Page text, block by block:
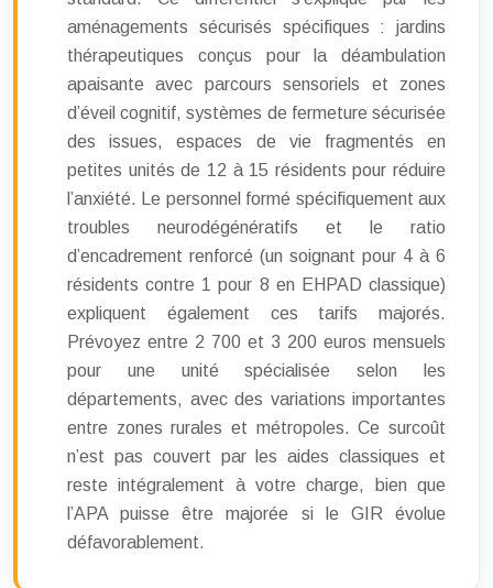
aménagements sécurisés spécifiques : jardins
thérapeutiques conçus pour la déambulation
apaisante avec parcours sensoriels et zones
d’éveil cognitif, systèmes de fermeture sécurisée
des issues, espaces de vie fragmentés en
petites unités de 12 à 15 résidents pour réduire
l’anxiété. Le personnel formé spécifiquement aux
troubles neurodégénératifs et le ratio
d’encadrement renforcé (un soignant pour 4 à 6
résidents contre 1 pour 8 en EHPAD classique)
expliquent également ces tarifs majorés.
Prévoyez entre 2 700 et 3 200 euros mensuels
pour une unité spécialisée selon les
départements, avec des variations importantes
entre zones rurales et métropoles. Ce surcoût
n’est pas couvert par les aides classiques et
reste intégralement à votre charge, bien que
l’APA puisse être majorée si le GIR évolue
défavorablement.